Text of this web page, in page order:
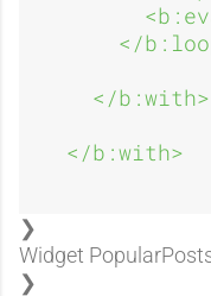
</
</b:with>
</b:with>
Widget